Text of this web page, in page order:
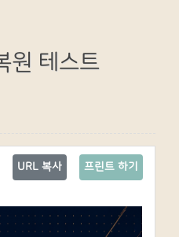
테스트
프린트 하기
URL 복사